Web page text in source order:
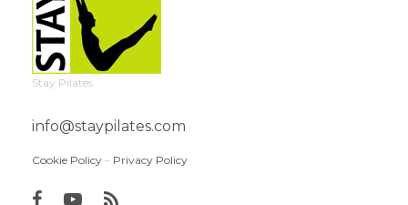
Stay Pilates
info@staypilates.com
Cookie Policy – Privacy Policy